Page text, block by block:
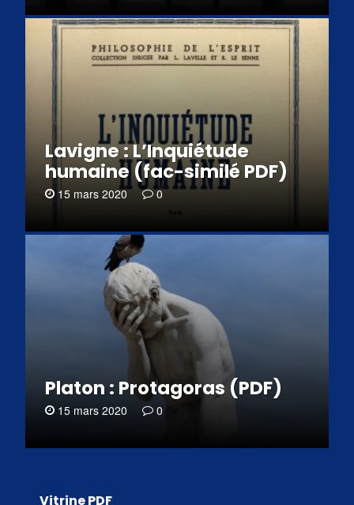
Lavigne : L’Inquiétude
humaine (fac-similé PDF)
15 mars 2020 0
Platon : Protagoras (PDF)
15 mars 2020 0
Vitrine PDF